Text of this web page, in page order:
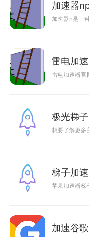
加速器
加速器n是一
雷电加
雷电加速器官
极光梯
想要了解更多
梯子加
苹果加速器梯
加速谷